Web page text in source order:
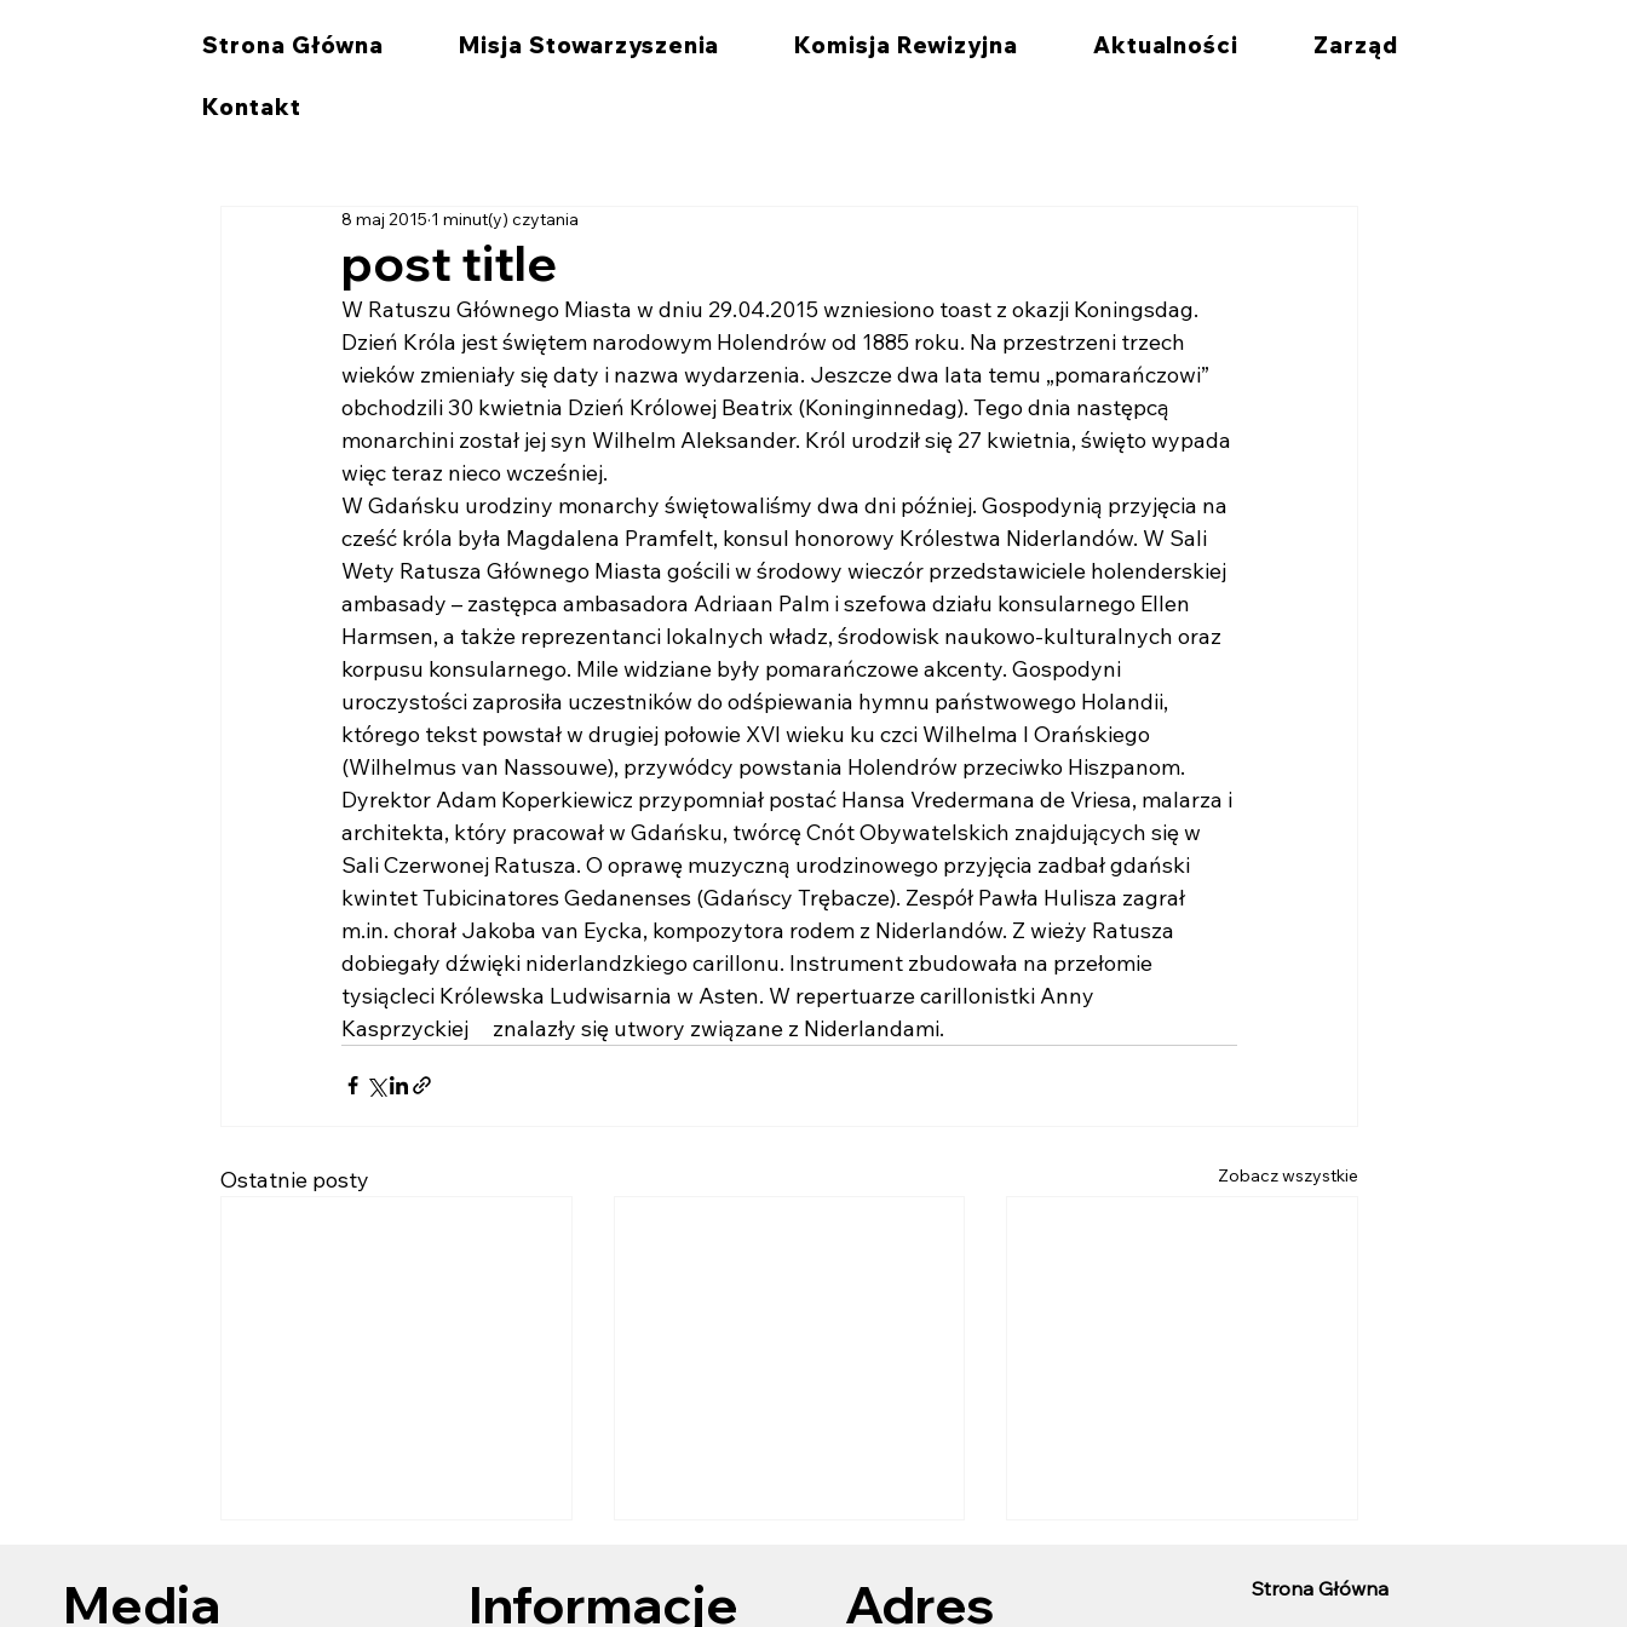
Strona Główna Misja Stowarzyszenia Komisja Rewizyjna Aktualności Zarząd
Kontakt
post title
8 maj 2015 1 minut(y) czytania
W Ratuszu Głównego Miasta w dniu 29.04.2015 wzniesiono toast z okazji Koningsdag.
Dzień Króla jest świętem narodowym Holendrów od 1885 roku. Na przestrzeni trzech
wieków zmieniały się daty i nazwa wydarzenia. Jeszcze dwa lata temu „pomarańczowi”
obchodzili 30 kwietnia Dzień Królowej Beatrix (Koninginnedag). Tego dnia następcą
monarchini został jej syn Wilhelm Aleksander. Król urodził się 27 kwietnia, święto wypada
więc teraz nieco wcześniej.
W Gdańsku urodziny monarchy świętowaliśmy dwa dni później. Gospodynią przyjęcia na
cześć króla była Magdalena Pramfelt, konsul honorowy Królestwa Niderlandów. W Sali
Wety Ratusza Głównego Miasta gościli w środowy wieczór przedstawiciele holenderskiej
ambasady – zastępca ambasadora Adriaan Palm i szefowa działu konsularnego Ellen
Harmsen, a także reprezentanci lokalnych władz, środowisk naukowo-kulturalnych oraz
korpusu konsularnego. Mile widziane były pomarańczowe akcenty. Gospodyni
uroczystości zaprosiła uczestników do odśpiewania hymnu państwowego Holandii,
którego tekst powstał w drugiej połowie XVI wieku ku czci Wilhelma I Orańskiego
(Wilhelmus van Nassouwe), przywódcy powstania Holendrów przeciwko Hiszpanom.
Dyrektor Adam Koperkiewicz przypomniał postać Hansa Vredermana de Vriesa, malarza i
architekta, który pracował w Gdańsku, twórcę Cnót Obywatelskich znajdujących się w
Sali Czerwonej Ratusza. O oprawę muzyczną urodzinowego przyjęcia zadbał gdański
kwintet Tubicinatores Gedanenses (Gdańscy Trębacze). Zespół Pawła Hulisza zagrał
m.in. chorał Jakoba van Eycka, kompozytora rodem z Niderlandów. Z wieży Ratusza
dobiegały dźwięki niderlandzkiego carillonu. Instrument zbudowała na przełomie
tysiącleci Królewska Ludwisarnia w Asten. W repertuarze carillonistki Anny
Kasprzyckiej     znalazły się utwory związane z Niderlandami.
Ostatnie posty Zobacz wszystkie
Konsulów w Gdyni dlaStrona Główna
Informacje Adres
Media